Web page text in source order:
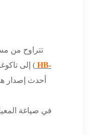
) إلى تاكوغراف رقمي ذكي مزود بوظائف تحديد المواقع والمراقبة بالفيديو ( HB-